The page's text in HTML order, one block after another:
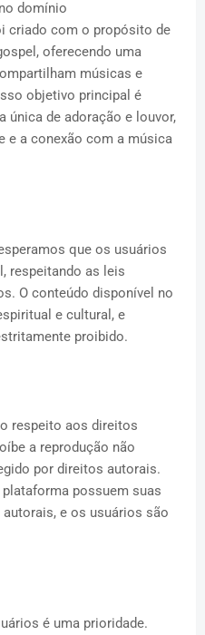
domínio
criado com o propósito de
oferecendo uma
músicas e
objetivo principal é
única de adoração e louvor,
e a conexão com a música
que os usuários
respeitando as leis
O conteúdo disponível no
e cultural, e
proibido.
respeito aos direitos
a reprodução não
por direitos autorais.
possuem suas
e os usuários são
é uma prioridade.